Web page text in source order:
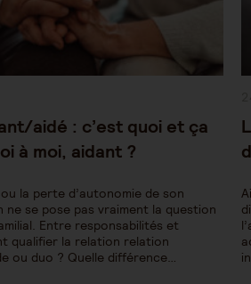
aidé : c’est quoi et ça
à moi, aidant ?
la perte d’autonomie de son
se pose pas vraiment la question
Entre responsabilités et
qualifier la relation relation
ou duo ? Quelle différence…